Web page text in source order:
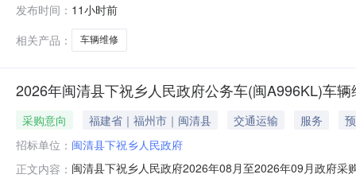
计采购时间：2026-09备注：本次公开的采购意向是本
发布时间： 11小时前
相关产品：
车辆维修
2026年闽清县下祝乡人民政府公务车(闽A996KL)车
采购意向 福建省｜福州市｜闽清县 交通运输 服务
招标单位： 闽清县下祝乡人民政府
正文内容： 闽清县下祝乡人民政府2026年08月至2026年09月政府